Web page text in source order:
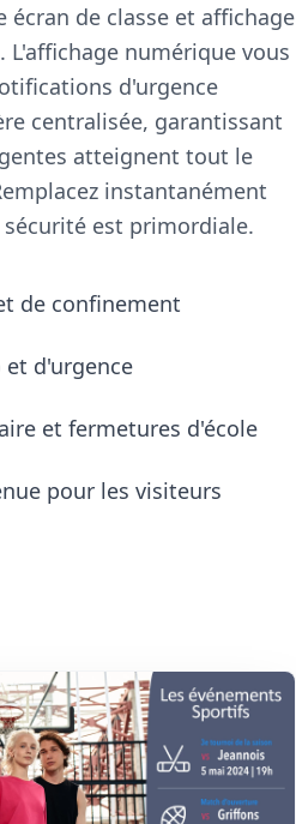
de classe et affichage
numérique vous
d'urgence
centralisée, garantissant
atteignent tout le
instantanément
est primordiale.
de confinement
d'urgence
et fermetures d'école
pour les visiteurs